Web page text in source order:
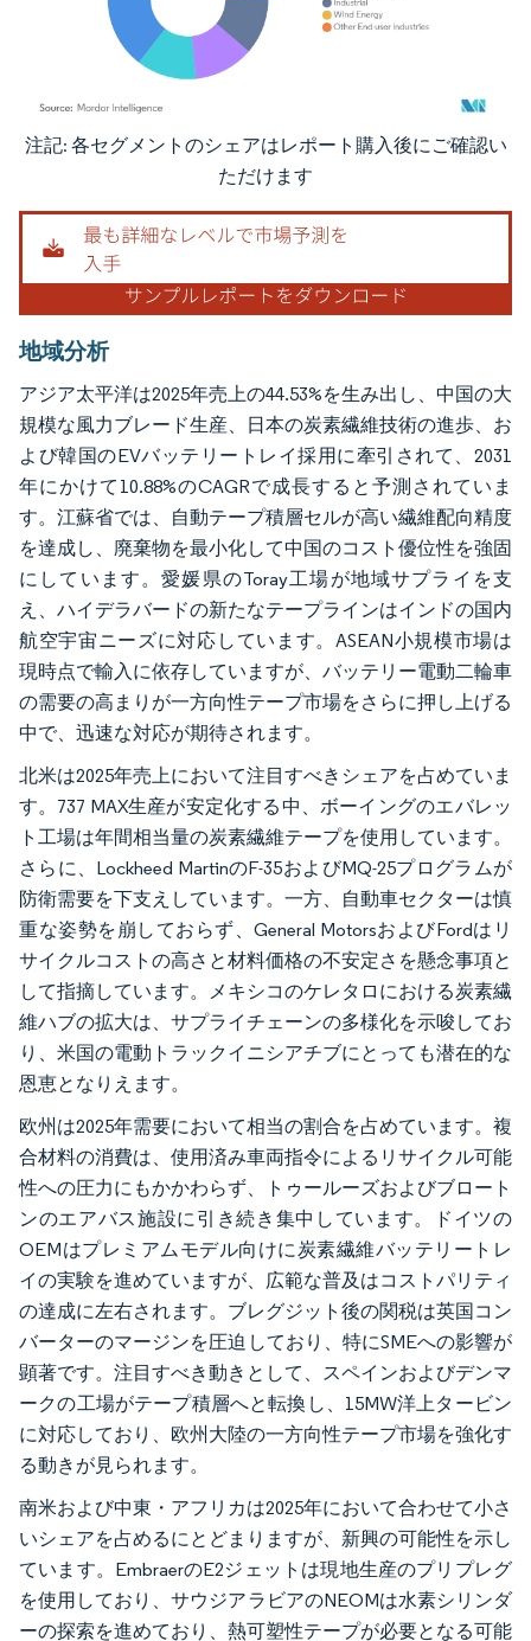
画像 © Mordor Intelligence。再利用にはCC BY 4.0の表示が必要です。
注記: 各セグメントのシェアはレポート購入後にご確認い
ただけます
地域分析
アジア太平洋は2025年売上の44.53%を生み出し、中国の大
規模な風力ブレード生産、日本の炭素繊維技術の進歩、お
よび韓国のEVバッテリートレイ採用に牽引されて、2031
年にかけて10.88%のCAGRで成長すると予測されていま
す。江蘇省では、自動テープ積層セルが高い繊維配向精度
を達成し、廃棄物を最小化して中国のコスト優位性を強固
にしています。愛媛県のToray工場が地域サプライを支
え、ハイデラバードの新たなテープラインはインドの国内
航空宇宙ニーズに対応しています。ASEAN小規模市場は
現時点で輸入に依存していますが、バッテリー電動二輪車
の需要の高まりが一方向性テープ市場をさらに押し上げる
中で、迅速な対応が期待されます。
北米は2025年売上において注目すべきシェアを占めていま
す。737 MAX生産が安定化する中、ボーイングのエバレッ
ト工場は年間相当量の炭素繊維テープを使用しています。
さらに、Lockheed MartinのF-35およびMQ-25プログラムが
防衛需要を下支えしています。一方、自動車セクターは慎
重な姿勢を崩しておらず、General MotorsおよびFordはリ
サイクルコストの高さと材料価格の不安定さを懸念事項と
して指摘しています。メキシコのケレタロにおける炭素繊
維ハブの拡大は、サプライチェーンの多様化を示唆してお
り、米国の電動トラックイニシアチブにとっても潜在的な
恩恵となりえます。
欧州は2025年需要において相当の割合を占めています。複
合材料の消費は、使用済み車両指令によるリサイクル可能
性への圧力にもかかわらず、トゥールーズおよびブロート
ンのエアバス施設に引き続き集中しています。ドイツの
OEMはプレミアムモデル向けに炭素繊維バッテリートレ
イの実験を進めていますが、広範な普及はコストパリティ
の達成に左右されます。ブレグジット後の関税は英国コン
バーターのマージンを圧迫しており、特にSMEへの影響が
顕著です。注目すべき動きとして、スペインおよびデンマ
ークの工場がテープ積層へと転換し、15MW洋上タービン
に対応しており、欧州大陸の一方向性テープ市場を強化す
る動きが見られます。
南米および中東・アフリカは2025年において合わせて小さ
いシェアを占めるにとどまりますが、新興の可能性を示し
ています。EmbraerのE2ジェットは現地生産のプリプレグ
を使用しており、サウジアラビアのNEOMは水素シリンダ
ーの探索を進めており、熱可塑性テープが必要となる可能